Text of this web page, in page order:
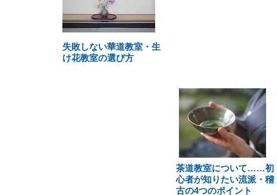
失敗しない華道教室・生
け花教室の選び方
茶道教室について……初
心者が知りたい流派・稽
古の4つのポイント